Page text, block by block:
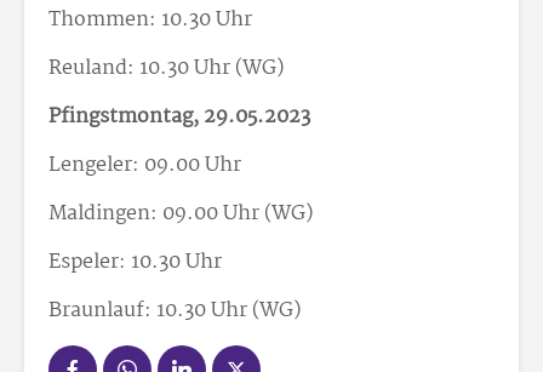
Thommen: 10.30 Uhr
Reuland: 10.30 Uhr (WG)
Pfingstmontag, 29.05.2023
Lengeler: 09.00 Uhr
Maldingen: 09.00 Uhr (WG)
Espeler: 10.30 Uhr
Braunlauf: 10.30 Uhr (WG)